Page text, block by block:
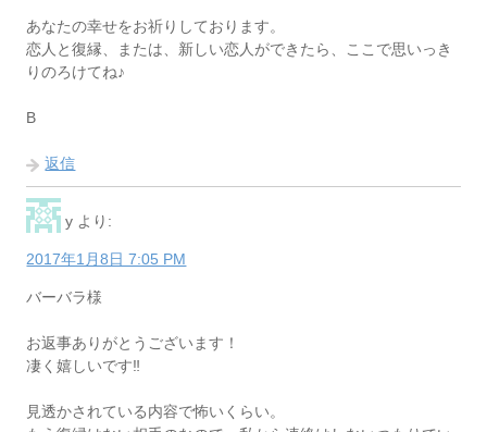
あなたの幸せをお祈りしております。
恋人と復縁、または、新しい恋人ができたら、ここで思いっき
りのろけてね♪
B
返信
y より:
2017年1月8日 7:05 PM
バーバラ様
お返事ありがとうございます！
凄く嬉しいです‼︎
見透かされている内容で怖いくらい。